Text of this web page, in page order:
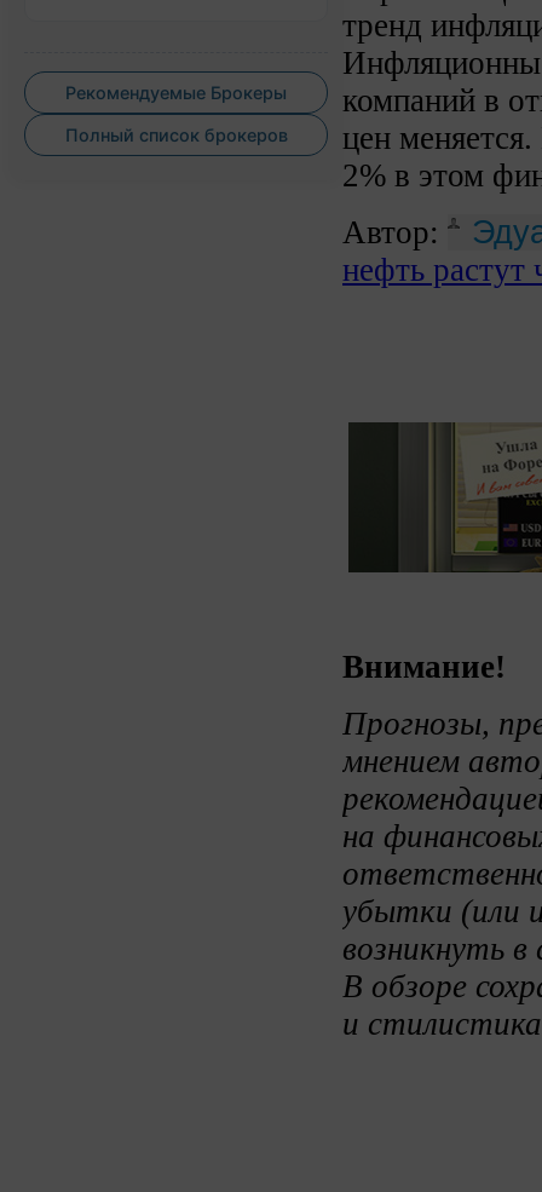
Рекомендуемые Брокеры
Полный список брокеров
тренд
компаний в
цен
2% в этом
Автор:
нефть растут
Внимание!
Прогнозы,
мнением
на
убытки (или
возникнуть в
В обзоре
и